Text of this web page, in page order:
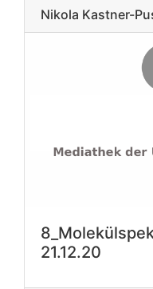
Nikola Kastner-
21.12.20